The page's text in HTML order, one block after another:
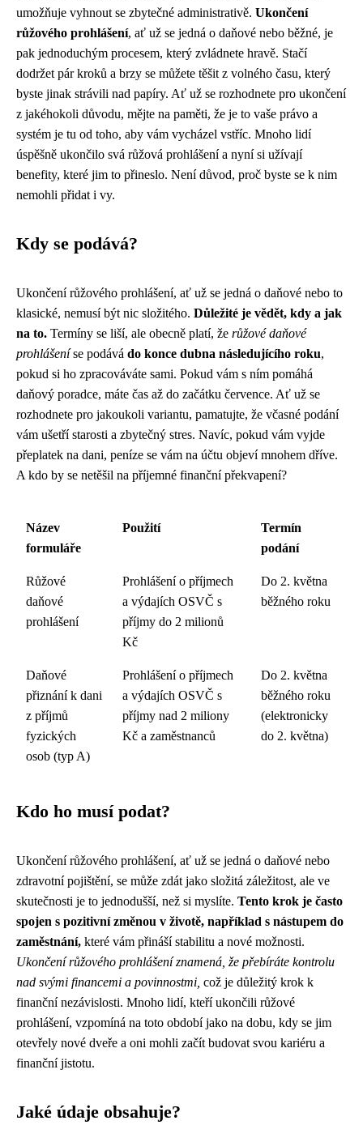
umožňuje vyhnout se zbytečné administrativě. Ukončení
růžového prohlášení, ať už se jedná o daňové nebo běžné, je
pak jednoduchým procesem, který zvládnete hravě. Stačí
dodržet pár kroků a brzy se můžete těšit z volného času, který
byste jinak strávili nad papíry. Ať už se rozhodnete pro ukončení
z jakéhokoli důvodu, mějte na paměti, že je to vaše právo a
systém je tu od toho, aby vám vycházel vstříc. Mnoho lidí
úspěšně ukončilo svá růžová prohlášení a nyní si užívají
benefity, které jim to přineslo. Není důvod, proč byste se k nim
nemohli přidat i vy.
Kdy se podává?
Ukončení růžového prohlášení, ať už se jedná o daňové nebo to
klasické, nemusí být nic složitého. Důležité je vědět, kdy a jak
na to. Termíny se liší, ale obecně platí, že růžové daňové
prohlášeníse podává do konce dubna následujícího roku,
pokud si ho zpracováváte sami. Pokud vám s ním pomáhá
daňový poradce, máte čas až do začátku července. Ať už se
rozhodnete pro jakoukoli variantu, pamatujte, že včasné podání
vám ušetří starosti a zbytečný stres. Navíc, pokud vám vyjde
přeplatek na dani, peníze se vám na účtu objeví mnohem dříve.
A kdo by se netěšil na příjemné finanční překvapení?
Název
formuláře
Použití
Termín
podání
Růžové
daňové
prohlášení
Prohlášení o příjmech
a výdajích OSVČ s
příjmy do 2 milionů
Kč
Do 2. května
běžného roku
Daňové
přiznání k dani
z příjmů
fyzických
osob (typ A)
Prohlášení o příjmech
a výdajích OSVČ s
příjmy nad 2 miliony
Kč a zaměstnanců
Do 2. května
běžného roku
(elektronicky
do 2. května)
Kdo ho musí podat?
Ukončení růžového prohlášení, ať už se jedná o daňové nebo
zdravotní pojištění, se může zdát jako složitá záležitost, ale ve
skutečnosti je to jednodušší, než si myslíte. Tento krok je často
spojen s pozitivní změnou v životě, například s nástupem do
zaměstnání, které vám přináší stabilitu a nové možnosti.
Ukončení růžového prohlášení znamená, že přebíráte kontrolu
nad svými financemi a povinnostmi, což je důležitý krok k
finanční nezávislosti. Mnoho lidí, kteří ukončili růžové
prohlášení, vzpomíná na toto období jako na dobu, kdy se jim
otevřely nové dveře a oni mohli začít budovat svou kariéru a
finanční jistotu.
Jaké údaje obsahuje?